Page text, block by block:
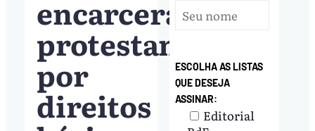
encarceradas
protestam
por
direitos
ESCOLHA AS LISTAS
QUE DESEJA
ASSINAR:
Editorial